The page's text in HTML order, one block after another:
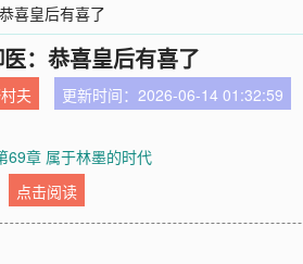
喜皇后有喜了
：恭喜皇后有喜了
夫 更新时间：2026-06-14 01:32:59
69章 属于林墨的时代
点击阅读